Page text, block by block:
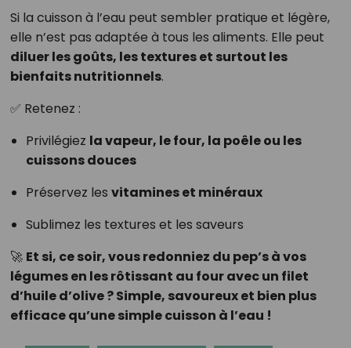
Si la cuisson à l’eau peut sembler pratique et légère,
elle n’est pas adaptée à tous les aliments. Elle peut
diluer les goûts, les textures et surtout les
bienfaits nutritionnels.
✅ Retenez :
Privilégiez la vapeur, le four, la poêle ou les
cuissons douces
Préservez les vitamines et minéraux
Sublimez les textures et les saveurs
🚀 Et si, ce soir, vous redonniez du pep’s à vos
légumes en les rôtissant au four avec un filet
d’huile d’olive ? Simple, savoureux et bien plus
efficace qu’une simple cuisson à l’eau !